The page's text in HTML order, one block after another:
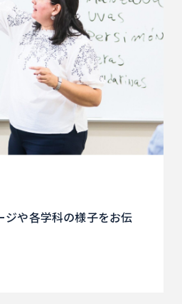
ジや各学科の様子をお伝